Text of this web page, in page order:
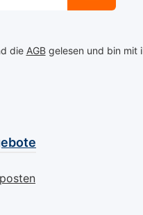
die AGBgelesen und bin mit